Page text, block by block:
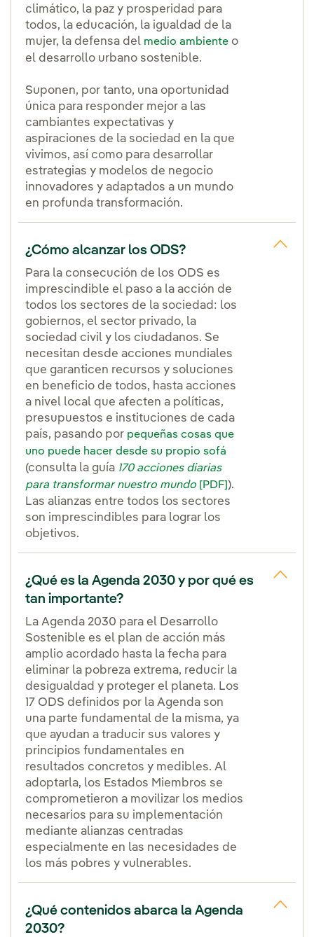
climático, la paz y prosperidad para
todos, la educación, la igualdad de la
mujer, la defensa del medio ambiente o
el desarrollo urbano sostenible.
Suponen, por tanto, una oportunidad
única para responder mejor a las
cambiantes expectativas y
aspiraciones de la sociedad en la que
vivimos, así como para desarrollar
estrategias y modelos de negocio
innovadores y adaptados a un mundo
en profunda transformación.
¿Cómo alcanzar los ODS?
Para la consecución de los ODS es
imprescindible el paso a la acción de
todos los sectores de la sociedad: los
gobiernos, el sector privado, la
sociedad civil y los ciudadanos. Se
necesitan desde acciones mundiales
que garanticen recursos y soluciones
en beneficio de todos, hasta acciones
a nivel local que afecten a políticas,
presupuestos e instituciones de cada
país, pasando por pequeñas cosas que
uno puede hacer desde su propio sofá
(consulta la guía 170 acciones diarias
para transformar nuestro mundo [PDF]).
Las alianzas entre todos los sectores
son imprescindibles para lograr los
objetivos.
¿Qué es la Agenda 2030 y por qué es
tan importante?
La Agenda 2030 para el Desarrollo
Sostenible es el plan de acción más
amplio acordado hasta la fecha para
eliminar la pobreza extrema, reducir la
desigualdad y proteger el planeta. Los
17 ODS definidos por la Agenda son
una parte fundamental de la misma, ya
que ayudan a traducir sus valores y
principios fundamentales en
resultados concretos y medibles. Al
adoptarla, los Estados Miembros se
comprometieron a movilizar los medios
necesarios para su implementación
mediante alianzas centradas
especialmente en las necesidades de
los más pobres y vulnerables.
¿Qué contenidos abarca la Agenda
2030?